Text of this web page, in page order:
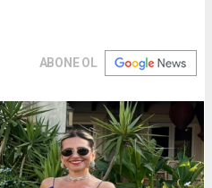
ABONE OL